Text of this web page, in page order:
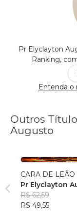
Pr Elyclayton
Ranking,
Entenda o
Outros
Augusto
CARA DE LEÃO
Pr Elyclayton
R$ 62,59
R$ 49,55